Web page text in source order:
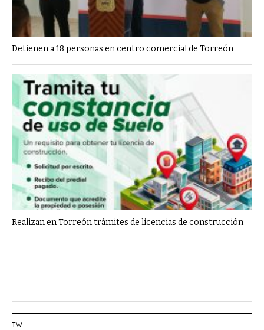
Detienen a 18 personas en centro comercial de Torreón
Realizan en Torreón trámites de licencias de construcción
TW